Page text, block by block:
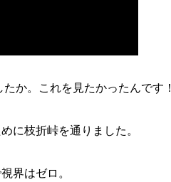
か。これを見たかったんです！
に枝折峠を通りました。
界はゼロ。